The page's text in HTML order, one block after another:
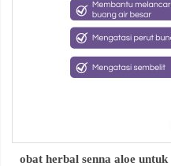
obat herbal senna aloe